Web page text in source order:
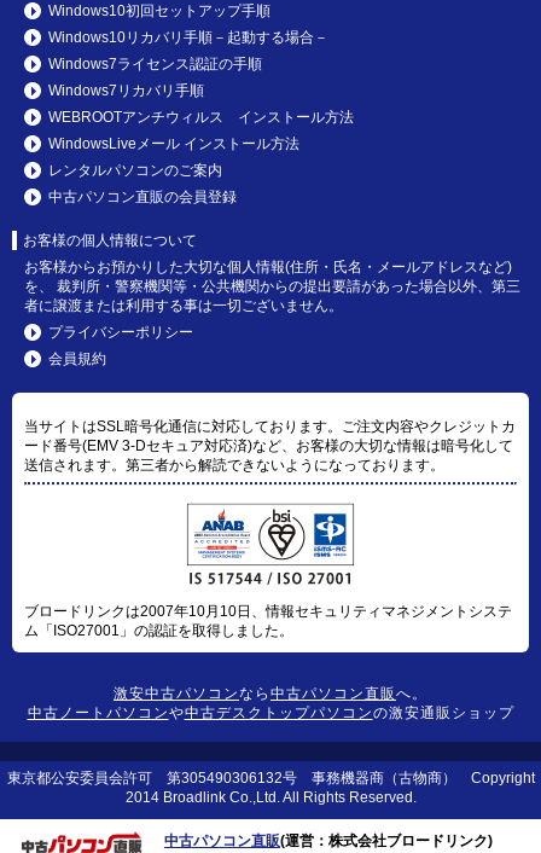
Windows10初回セットアップ手順
Windows10リカバリ手順－起動する場合－
Windows7ライセンス認証の手順
Windows7リカバリ手順
WEBROOTアンチウィルス インストール方法
WindowsLiveメール インストール方法
レンタルパソコンのご案内
中古パソコン直販の会員登録
お客様の個人情報について
お客様からお預かりした大切な個人情報(住所・氏名・メールアドレスなど)
を、 裁判所・警察機関等・公共機関からの提出要請があった場合以外、第三
者に譲渡または利用する事は一切ございません。
プライバシーポリシー
会員規約
当サイトはSSL暗号化通信に対応しております。ご注文内容やクレジットカ
ード番号(EMV 3-Dセキュア対応済)など、お客様の大切な情報は暗号化して
送信されます。第三者から解読できないようになっております。
ブロードリンクは2007年10月10日、情報セキュリティマネジメントシステ
ム「ISO27001」の認証を取得しました。
激安中古パソコンなら 中古パソコン直販 へ。
中古ノートパソコンや中古デスクトップパソコンの激安通販ショップ
東京都公安委員会許可 第305490306132号 事務機器商（古物商） Copyright
2014 Broadlink Co.,Ltd. All Rights Reserved.
中古パソコン直販(運営：株式会社ブロードリンク)